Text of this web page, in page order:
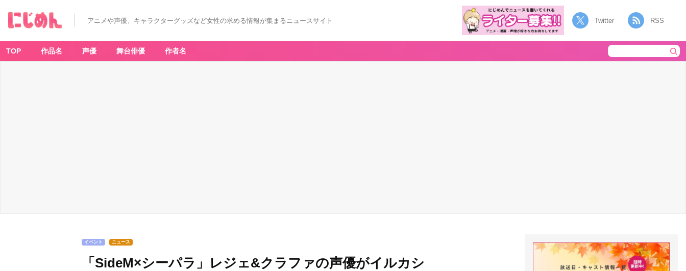
アニメや声優、キャラクターグッズなど女性の求める情報が集まるニュースサイト Twitter RSS
TOP 作品名 声優 舞台俳優 作者名
イベント ニュース
「SideM×シーパラ」レジェ&クラファの声優がイルカシ